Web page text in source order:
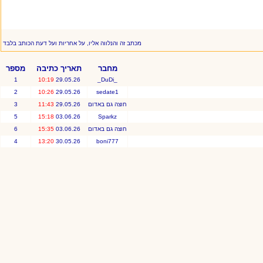
מכתב זה והנלווה אליו, על אחריות ועל דעת הכותב בלבד
מחבר תאריך כתיבה מספר
29.05.26
10:19
1
sedate1
29.05.26
10:26
2
חוצה גם באדום
29.05.26
11:43
3
Sparkz
03.06.26
15:18
5
חוצה גם באדום
03.06.26
15:35
6
boni777
30.05.26
13:20
4